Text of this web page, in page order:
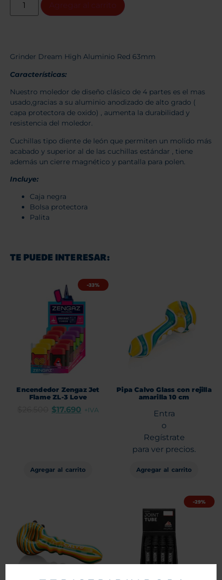
Grinder Dream High Aluminio Red 63mm
Características:
Nuestro moledor de diseño clásico de 4 partes es el mas
usado,gracias a su aluminio anodizado de alto grado (
capa protectora de oxido) , aumenta la durabilidad y
resistencia del moledor.
Cuchillas tipo diente de león que permiten un molido más
acabado y superior al de las cuchillas estándar , tiene
además un cierre magnético y pantalla para polen.
Incluye:
Caja negra
Bolsa protectora
Palita
TE PUEDE INTERESAR:
-33%
Encendedor Zengaz Jet
Flame ZL-3 Love
$17.690 +IVA
Agregar al carrito
Pipa Calvo Glass con rejilla
amarilla 10 cm
Entra
o
Regístrate
para ver precios.
Agregar al carrito
-29%